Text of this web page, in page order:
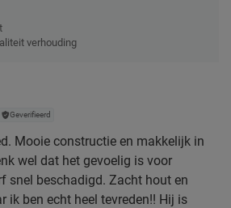
verhouding
Geverifieerd
Mooie constructie en makkelijk in
wel dat het gevoelig is voor
snel beschadigd. Zacht hout en
ik ben echt heel tevreden!! Hij is